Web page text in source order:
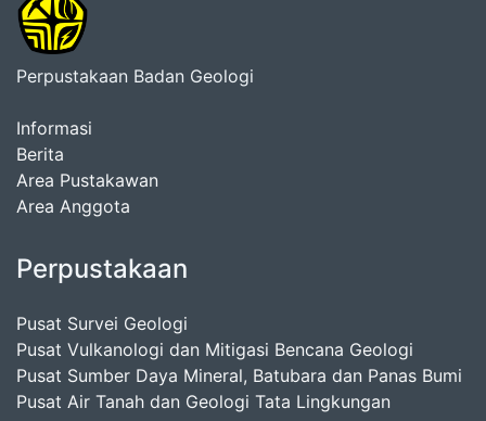
Perpustakaan Badan Geologi
Informasi
Berita
Area Pustakawan
Area Anggota
Perpustakaan
Pusat Survei Geologi
Pusat Vulkanologi dan Mitigasi Bencana Geologi
Pusat Sumber Daya Mineral, Batubara dan Panas Bumi
Pusat Air Tanah dan Geologi Tata Lingkungan